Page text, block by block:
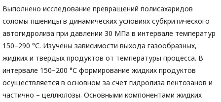
Выполнено исследование превращений полисахаридов
соломы пшеницы в динамических условиях субкритического
автогидролиза при давлении 30 МПа в интервале температур
150–290 °С. Изучены зависимости выхода газообразных,
жидких и твердых продуктов от температуры процесса. В
интервале 150–200 °С формирование жидких продуктов
осуществляется в основном за счет гидролиза пентозанов и
частично – целлюлозы. Основными компонентами жидких